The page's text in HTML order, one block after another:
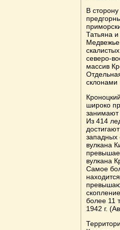
В
Татьяна
северо-
массив
широко
занимают
Из 414
западных
вулкана
вулкана
Самое
более 11
1942 г.